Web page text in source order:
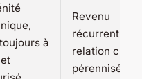
à
Revenu
récurrent,
relation client
pérennisée